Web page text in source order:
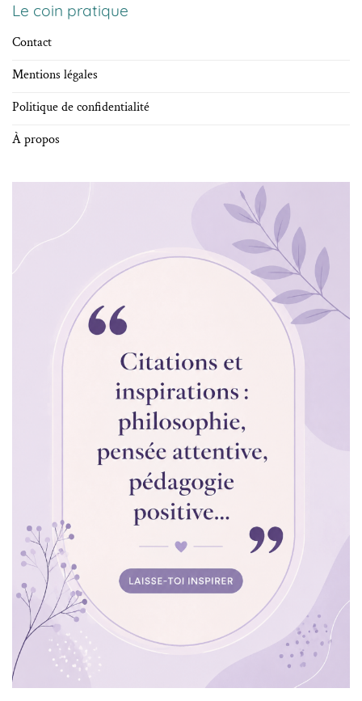
Le coin pratique
Contact
Mentions légales
Politique de confidentialité
À propos